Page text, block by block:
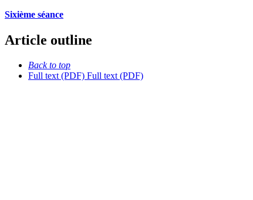
Sixième séance
Article outline
Back to top
Full text (PDF) Full text (PDF)